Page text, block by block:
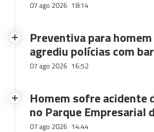
07 ago 2026 18:14
Preventiva para
agrediu polícias com
07 ago 2026 16:52
Homem sofre acidente
no Parque Empresarial
07 ago 2026 14:44